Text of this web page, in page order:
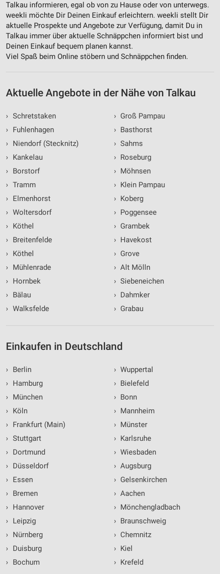
Talkau informieren, egal ob von zu Hause oder von unterwegs.
weekli möchte Dir Deinen Einkauf erleichtern. weekli stellt Dir
aktuelle Prospekte und Angebote zur Verfügung, damit Du in
Talkau immer über aktuelle Schnäppchen informiert bist und
Deinen Einkauf bequem planen kannst.
Viel Spaß beim Online stöbern und Schnäppchen finden.
Aktuelle Angebote in der Nähe von Talkau
› Schretstaken
›
Fuhlenhagen
›
Niendorf (Stecknitz)
›
Kankelau
›
Borstorf
› Tramm
›
Elmenhorst
› Woltersdorf
›
Köthel
›
Breitenfelde
›
Köthel
›
Mühlenrade
›
Hornbek
›
Bälau
› Walksfelde
› Groß Pampau
› Basthorst
› Sahms
› Roseburg
› Möhnsen
› Klein Pampau
› Koberg
› Poggensee
› Grambek
› Havekost
› Grove
› Alt Mölln
› Siebeneichen
› Dahmker
› Grabau
Einkaufen in Deutschland
›
Berlin
›
Hamburg
›
München
›
Köln
›
Frankfurt (Main)
› Stuttgart
›
Dortmund
›
Düsseldorf
›
Essen
›
Bremen
›
Hannover
›
Leipzig
›
Nürnberg
›
Duisburg
›
Bochum
› Wuppertal
› Bielefeld
› Bonn
› Mannheim
› Münster
› Karlsruhe
› Wiesbaden
› Augsburg
› Gelsenkirchen
› Aachen
› Mönchengladbach
› Braunschweig
› Chemnitz
› Kiel
› Krefeld